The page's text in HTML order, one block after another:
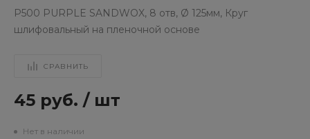
P500 PURPLE SANDWOX, 8 отв, Ø 125мм, Круг
шлифовальный на пленочной основе
СРАВНИТЬ
45 руб. / шт
Нет в наличии